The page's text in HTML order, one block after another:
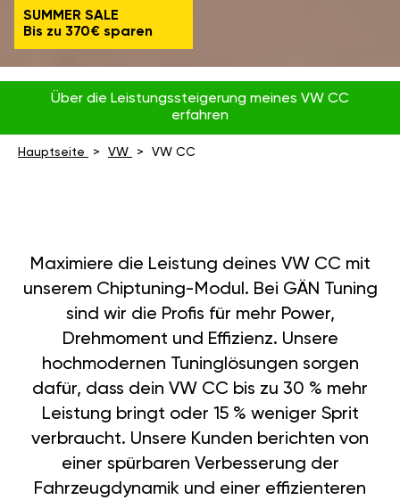
SUMMER SALE
Bis zu 370€ sparen
Über die Leistungssteigerung meines VW CC
erfahren
Hauptseite VW VW CC
Maximiere die Leistung deines VW CC mit
unserem Chiptuning-Modul. Bei GÄN Tuning
sind wir die Profis für mehr Power,
Drehmoment und Effizienz. Unsere
hochmodernen Tuninglösungen sorgen
dafür, dass dein VW CC bis zu 30 % mehr
Leistung bringt oder 15 % weniger Sprit
verbraucht. Unsere Kunden berichten von
einer spürbaren Verbesserung der
Fahrzeugdynamik und einer effizienteren